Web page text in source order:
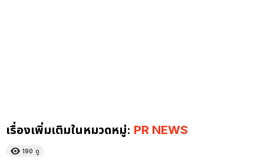
เรื่องเพิ่มเติมในหมวดหมู่: PR NEWS
190 ดู